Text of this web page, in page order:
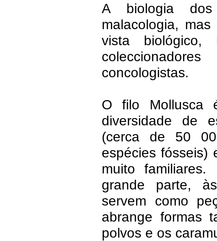
A biologia
malacologia,
vista
concologistas.
O filo Mollusca
diversidade de
(cerca de 50
espécies fósseis)
muito familiares.
grande parte,
servem como
abrange formas
polvos e os